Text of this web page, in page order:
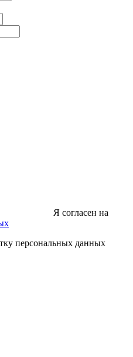
Я согласен на
персональных данных